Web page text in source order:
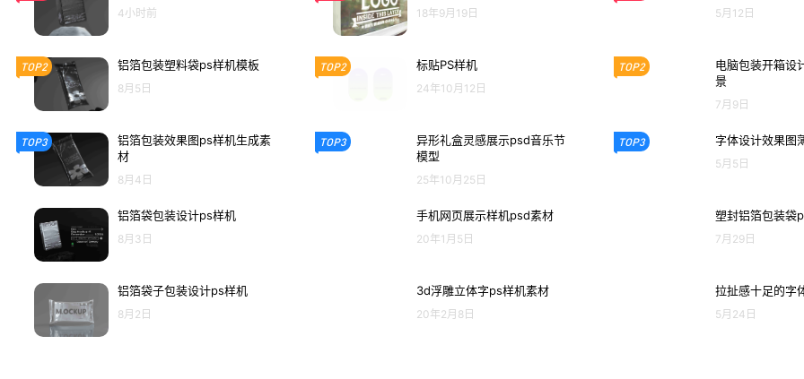
4小时前
TOP2 铝箔包装塑料袋ps样机模板
8月5日
TOP3
铝箔包装效果图ps样机生成素
材
8月4日
铝箔袋包装设计ps样机
8月3日
铝箔袋子包装设计ps样机
8月2日
18年9月19日
TOP2 标贴PS样机
24年10月12日
TOP3
异形礼盒灵感展示psd音乐节
模型
25年10月25日
手机网页展示样机psd素材
20年1月5日
3d浮雕立体字ps样机素材
20年2月8日
5月12日
TOP2
电脑包装开箱设
景
7月9日
TOP3 字体设计效果图
5月5日
塑封铝箔包装袋
7月29日
拉扯感十足的字
5月24日